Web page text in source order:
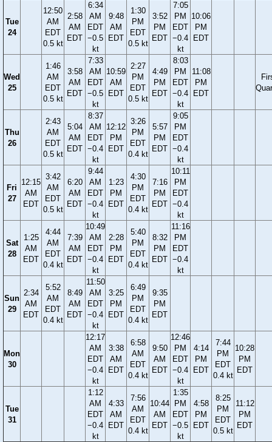
Tue
24
12:50
AM
EDT
0.5 kt
2:58
AM
EDT
6:34
AM
EDT
−0.5
kt
9:48
AM
EDT
1:30
PM
EDT
0.5 kt
3:52
PM
EDT
7:05
PM
EDT
−0.4
kt
10:06
PM
EDT
Wed
25
1:46
AM
EDT
0.5 kt
3:58
AM
EDT
7:33
AM
EDT
−0.5
kt
10:59
AM
EDT
2:27
PM
EDT
0.5 kt
4:49
PM
EDT
8:03
PM
EDT
−0.4
kt
11:08
PM
EDT
Thu
26
2:43
AM
EDT
0.5 kt
5:04
AM
EDT
8:37
AM
EDT
−0.4
kt
12:12
PM
EDT
3:26
PM
EDT
0.4 kt
5:57
PM
EDT
9:05
PM
EDT
−0.4
kt
Fri
27
12:15
AM
EDT
3:42
AM
EDT
0.5 kt
6:20
AM
EDT
9:44
AM
EDT
−0.4
kt
1:23
PM
EDT
4:30
PM
EDT
0.4 kt
7:16
PM
EDT
10:11
PM
EDT
−0.4
kt
Sat
28
1:25
AM
EDT
4:44
AM
EDT
0.4 kt
7:39
AM
EDT
10:49
AM
EDT
−0.4
kt
2:28
PM
EDT
5:40
PM
EDT
0.4 kt
8:32
PM
EDT
11:16
PM
EDT
−0.4
kt
Sun
29
2:34
AM
EDT
5:52
AM
EDT
0.4 kt
8:49
AM
EDT
11:50
AM
EDT
−0.4
kt
3:25
PM
EDT
6:49
PM
EDT
0.4 kt
9:35
PM
EDT
Mon
30
12:17
AM
EDT
−0.4
kt
3:38
AM
EDT
6:58
AM
EDT
0.4 kt
9:50
AM
EDT
12:46
PM
EDT
−0.4
kt
4:14
PM
EDT
7:44
PM
EDT
0.4 kt
10:28
PM
EDT
Tue
31
1:12
AM
EDT
−0.4
kt
4:33
AM
EDT
7:56
AM
EDT
0.4 kt
10:44
AM
EDT
1:35
PM
EDT
−0.5
kt
4:58
PM
EDT
8:25
PM
EDT
0.5 kt
11:12
PM
EDT